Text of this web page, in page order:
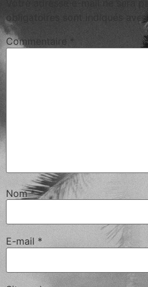
Votre adresse e-mail ne sera
obligatoires sont indiqués
Commentaire *
Nom*
E-mail *